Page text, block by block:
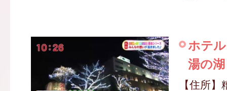
ホテ
湯の湖
【住所